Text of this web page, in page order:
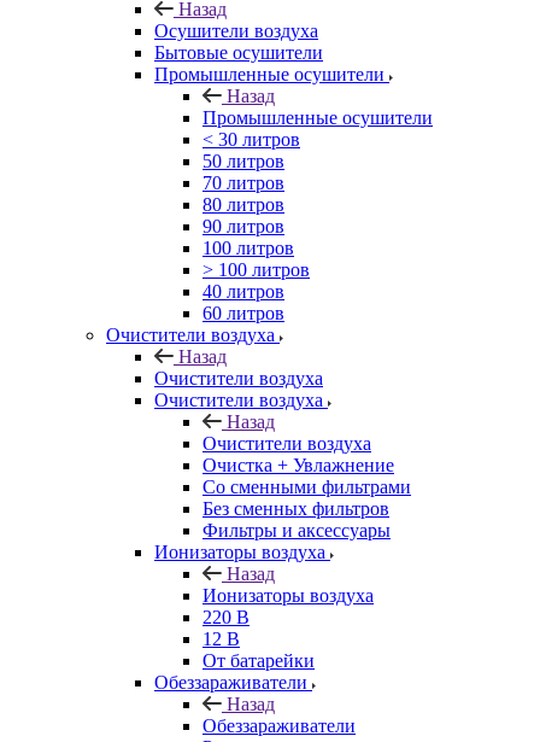
Назад
Осушители воздуха
Бытовые осушители
Промышленные осушители
Назад
Промышленные осушители
< 30 литров
50 литров
70 литров
80 литров
90 литров
100 литров
> 100 литров
40 литров
60 литров
Очистители воздуха
Назад
Очистители воздуха
Очистители воздуха
Назад
Очистители воздуха
Очистка + Увлажнение
Cо сменными фильтрами
Без сменных фильтров
Фильтры и аксессуары
Ионизаторы воздуха
Назад
Ионизаторы воздуха
220 В
12 В
От батарейки
Обеззараживатели
Назад
Обеззараживатели